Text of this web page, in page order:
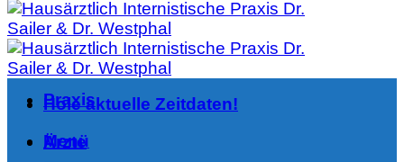
Hole aktuelle Zeitdaten!
Menü
Praxis
Ärzte